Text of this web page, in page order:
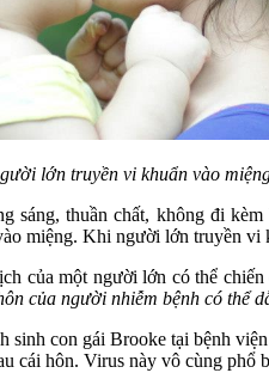
lớn truyền vi khuẩn vào
sáng, thuần chất, không đi
miệng. Khi người lớn truyền
của một người lớn có thể
của người nhiễm bệnh có thể
sinh con gái Brooke tại bệnh
cái hôn. Virus này vô cùng